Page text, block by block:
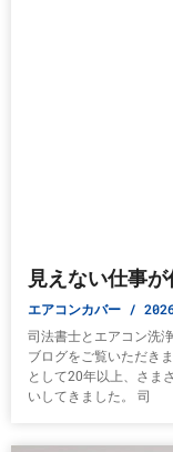
見えない仕事
エアコンカバー
司法書士とエアコン洗
ブログをご覧いただき
として20年以上、さま
いしてきました。 司